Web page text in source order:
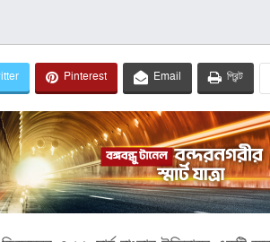
Pinterest Email প্রিন্ট